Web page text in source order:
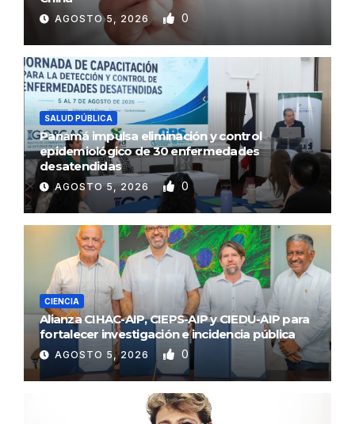
AGOSTO 5, 2026 0
SALUD PÚBLICA
Panamá impulsa eliminación y control
epidemiológico de 30 enfermedades
desatendidas
AGOSTO 5, 2026 0
CIENCIA
Alianza CIHAC-AIP, CIEPS-AIP y CIEDU-AIP para
fortalecer investigación e incidencia pública
AGOSTO 5, 2026 0